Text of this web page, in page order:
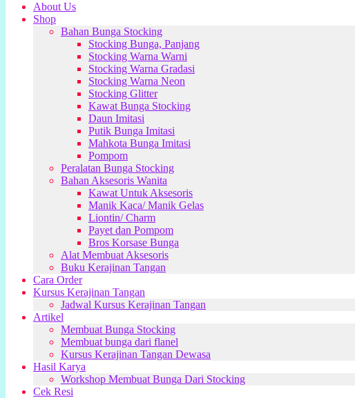
About Us
Shop
Bahan Bunga Stocking
Stocking Bunga, Panjang
Stocking Warna Warni
Stocking Warna Gradasi
Stocking Warna Neon
Stocking Glitter
Kawat Bunga Stocking
Daun Imitasi
Putik Bunga Imitasi
Mahkota Bunga Imitasi
Pompom
Peralatan Bunga Stocking
Bahan Aksesoris Wanita
Kawat Untuk Aksesoris
Manik Kaca/ Manik Gelas
Liontin/ Charm
Payet dan Pompom
Bros Korsase Bunga
Alat Membuat Aksesoris
Buku Kerajinan Tangan
Cara Order
Kursus Kerajinan Tangan
Jadwal Kursus Kerajinan Tangan
Artikel
Membuat Bunga Stocking
Membuat bunga dari flanel
Kursus Kerajinan Tangan Dewasa
Hasil Karya
Workshop Membuat Bunga Dari Stocking
Cek Resi